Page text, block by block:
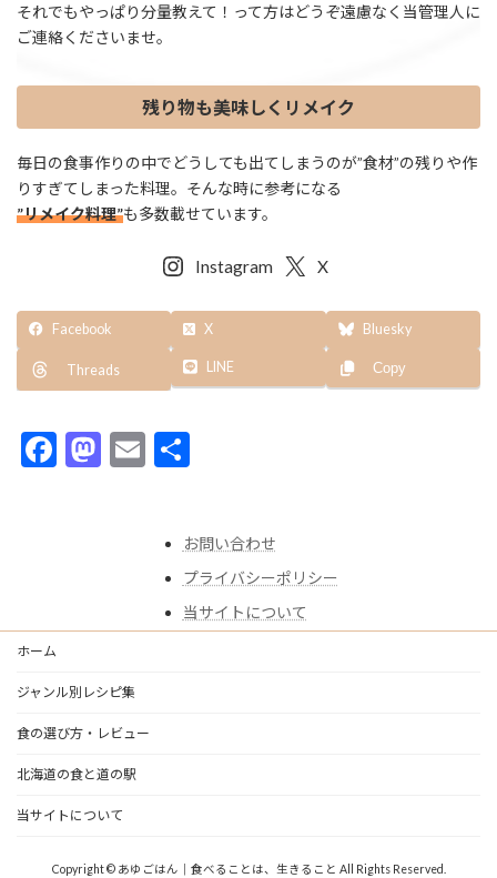
それでもやっぱり分量教えて！って方はどうぞ遠慮なく当管理人に
ご連絡くださいませ。
残り物も美味しくリメイク
毎日の食事作りの中でどうしても出てしまうのが”食材”の残りや作
りすぎてしまった料理。そんな時に参考になる
”リメイク料理”も多数載せています。
Instagram X
Facebook X Bluesky
Threads LINE Copy
F
o
M
n
E
お問い合わせ
プライバシーポリシー
当サイトについて
ホーム
ジャンル別レシピ集
食の選び方・レビュー
北海道の食と道の駅
当サイトについて
Copyright © あゆごはん｜食べることは、生きること All Rights Reserved.